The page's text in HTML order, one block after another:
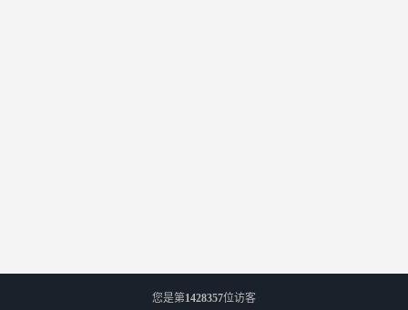
您是第1428357位访客